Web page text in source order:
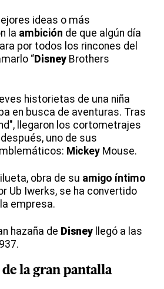
ideas o más
la ambición de que algún día
por todos los rincones del
“Disney Brothers
historietas de una niña
en busca de aventuras. Tras
llegaron los cortometrajes
uno de sus
Mickey Mouse.
obra de su amigo íntimo
Ub Iwerks, se ha convertido
empresa.
hazaña de Disney llegó a las
la gran pantalla